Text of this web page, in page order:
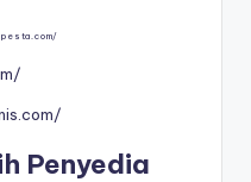
Penyedia